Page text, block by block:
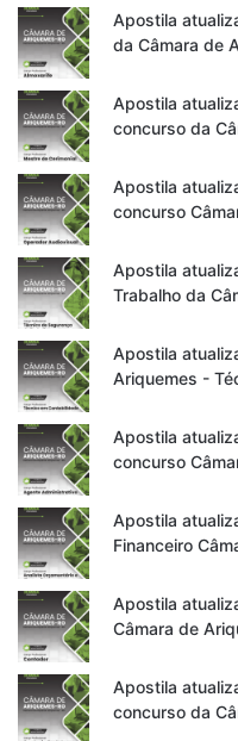
Apostila
da Câmara de
Apostila
concurso da
Apostila
concurso
Apostila
Trabalho da
Apostila
Ariquemes -
Apostila
concurso
Apostila
Financeiro
Apostila
Câmara de
Apostila
concurso da